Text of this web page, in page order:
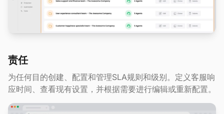
责任
为任何目的创建、配置和管理SLA规则和级别。定义客服响
应时间、查看现有设置，并根据需要进行编辑或重新配置。